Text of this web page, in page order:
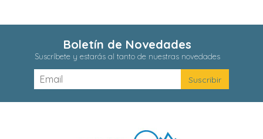
Boletín de Novedades
Suscríbete y estarás al tanto de nuestras novedades